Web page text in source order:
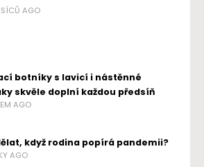
AGO
botníky s lavicí i nástěnné
skvěle doplní každou předsíň
AGO
když rodina popírá pandemii?
AGO